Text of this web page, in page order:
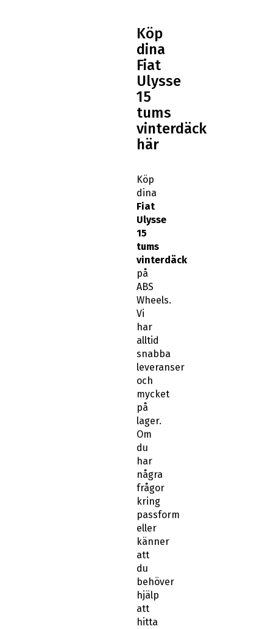
Köp
dina
Fiat
Ulysse
15
tums
vinterdäck
här
Köp
dina
Fiat
Ulysse
15
tums
vinterdäck
på
ABS
Wheels.
Vi
har
alltid
snabba
leveranser
och
mycket
på
lager.
Om
du
har
några
frågor
kring
passform
eller
känner
att
du
behöver
hjälp
att
hitta